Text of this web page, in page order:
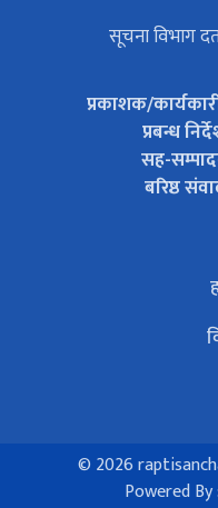
सूचना विभाग
प्रकाशक/
प्रबन्ध
सह-
बरिष्ठ
© 2026
Powered By :